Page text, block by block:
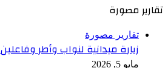
تقارير مصورة
تقارير مصورة
زيارة ميدانية لنواب وأطر
مايو 5, 2026